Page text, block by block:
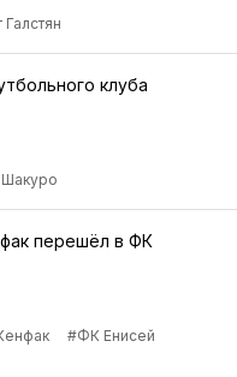
клуба
перешёл в ФК
#ФК Енисей